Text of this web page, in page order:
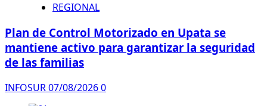
REGIONAL
Plan de Control Motorizado en Upata se
mantiene activo para garantizar la seguridad
de las familias
INFOSUR07/08/20260